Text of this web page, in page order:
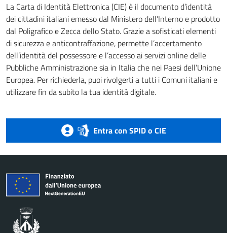
La Carta di Identità Elettronica (CIE) è il documento d’identità
dei cittadini italiani emesso dal Ministero dell’Interno e prodotto
dal Poligrafico e Zecca dello Stato. Grazie a sofisticati elementi
di sicurezza e anticontraffazione, permette l’accertamento
dell’identità del possessore e l’accesso ai servizi online delle
Pubbliche Amministrazione sia in Italia che nei Paesi dell’Unione
Europea. Per richiederla, puoi rivolgerti a tutti i Comuni italiani e
utilizzare fin da subito la tua identità digitale.
Entra con SPID o CIE